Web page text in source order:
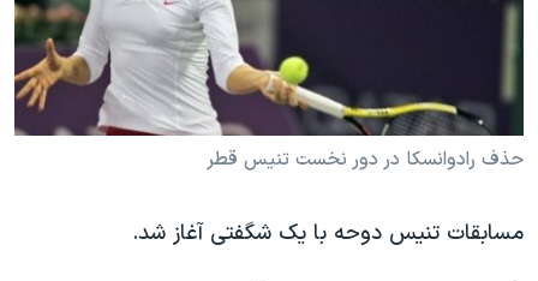
اقتصادی
علم و فناوری
گالری عکس
انتخابات ریاست جمهوری آمریکا ۲۰۲۴
حمله جمهوری اسلامی به اسرائیل
رمز مهسا
اعتراضات زن، زندگی، آزادی
حذف رادوانسکا در دور نخست تنیس قطر
مسابقات تنیس دوحه با یک شگفتی آغاز شد.